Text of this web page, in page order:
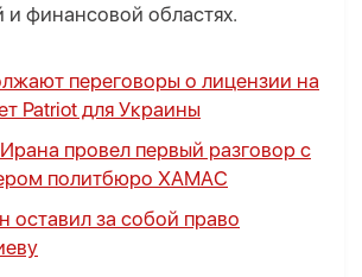
и финансовой областях.
переговоры о лицензии на
Patriot для Украины
провел первый разговор с
политбюро ХАМАС
оставил за собой право